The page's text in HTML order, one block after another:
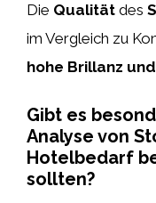
Die Qualität des
im Vergleich zu
hohe Brillanz
Gibt es
Analyse von
Hotelbedarf
sollten?